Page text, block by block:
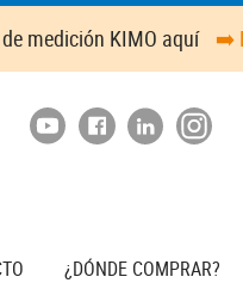
medición KIMO aquí ➡️
¿DÓNDE COMPRAR?